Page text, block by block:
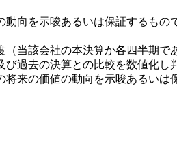
向を示唆あるいは保証するもの
当該会社の本決算か各四半期で
過去の決算との比較を数値化し
来の価値の動向を示唆あるいは